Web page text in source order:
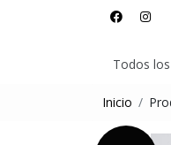
Todos
Inicio